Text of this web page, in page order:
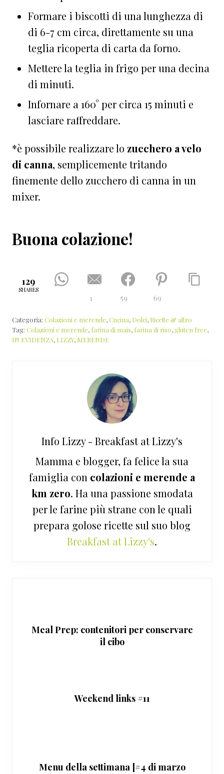
Formare i biscotti di una lunghezza di
di 6-7 cm circa, direttamente su una
teglia ricoperta di carta da forno.
Mettere la teglia in frigo per una decina
di minuti.
Infornare a 160° per circa 15 minuti e
lasciare raffreddare.
*è possibile realizzare lo zucchero a velo
di canna, semplicemente tritando
finemente dello zucchero di canna in un
mixer.
Buona colazione!
129
SHARES
1 59 69
Categoria: Colazioni e merende,Cucina, Dolci, Ricette & altro
Tag: Colazioni e merende, farina di mais, farina di riso,gluten free,
IN EVIDENZA, LIZZY, MERENDE
Info Lizzy - Breakfast at Lizzy's
Mamma e blogger, fa felice la sua
famiglia con colazioni e merende a
km zero. Ha una passione smodata
per le farine più strane con le quali
prepara golose ricette sul suo blog
Breakfast at Lizzy's.
Meal Prep: contenitori per conservare
il cibo
Weekend links #11
Menu della settimana [#4 di marzo